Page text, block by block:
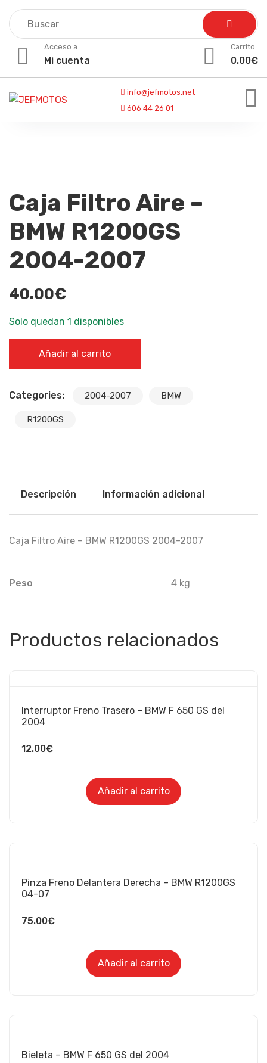
content
Acceso a
Mi cuenta
Carrito
0.00€
info@jefmotos.net
606 44 26 01
Caja Filtro Aire –
BMW R1200GS
2004-2007
40.00€
Solo quedan 1 disponibles
Añadir al carrito
Categories: 2004-2007 BMW
R1200GS
Descripción Información adicional
Caja Filtro Aire – BMW R1200GS 2004-2007
Peso 4 kg
Productos relacionados
Interruptor Freno Trasero – BMW F 650 GS del
2004
12.00€
Añadir al carrito
Pinza Freno Delantera Derecha – BMW R1200GS
04-07
75.00€
Añadir al carrito
Bieleta – BMW F 650 GS del 2004